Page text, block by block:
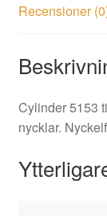
Recensioner
Cylinder 5153
nycklar.